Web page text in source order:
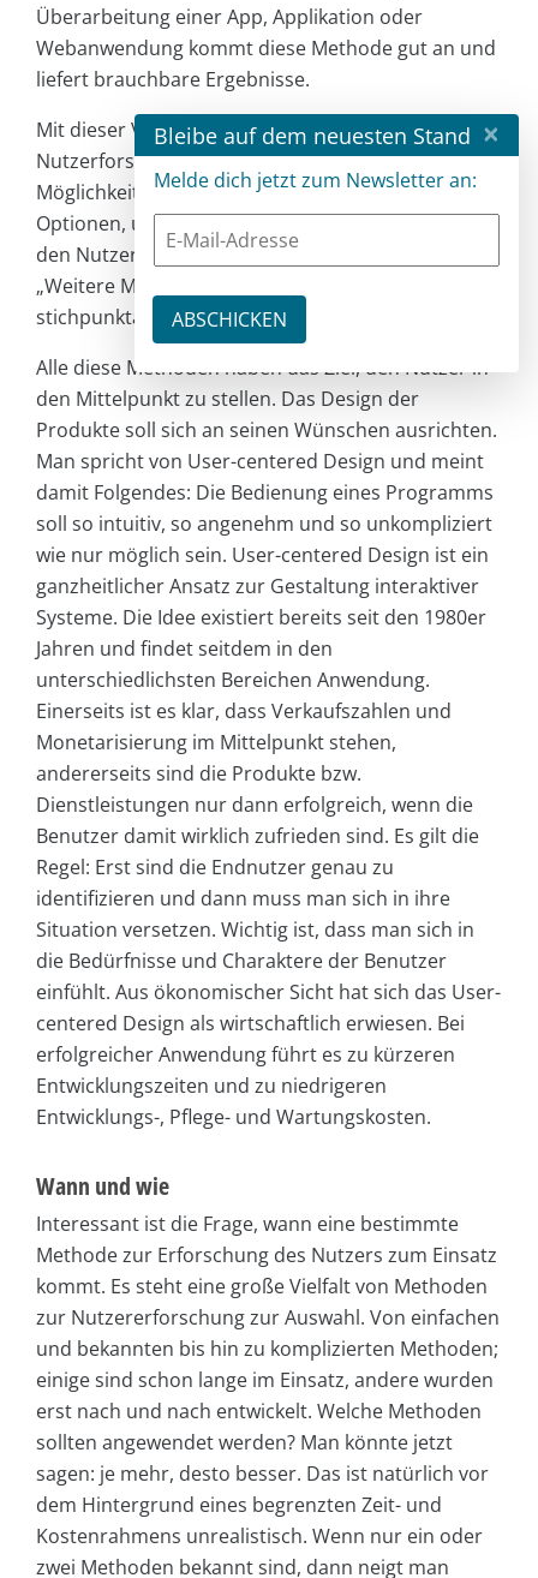
Überarbeitung einer App, Applikation oder
Webanwendung kommt diese Methode gut an und
liefert brauchbare Ergebnisse.
Mit dieser Vorstellung wichtiger Methoden aus der
Nutzerforschung ist das Spektrum der
Möglichkeiten noch nicht erschöpft. Einige weitere
Optionen, um an Daten und Informationen über
den Nutzer zu kommen, werden im Kasten
„Weitere Methoden der Nutzerforschung“
stichpunktartig besprochen.
Alle diese Methoden haben das Ziel, den Nutzer in
den Mittelpunkt zu stellen. Das Design der
Produkte soll sich an seinen Wünschen ausrichten.
Man spricht von User-centered Design und meint
damit Folgendes: Die Bedienung eines Programms
soll so intuitiv, so angenehm und so unkompliziert
wie nur möglich sein. User-centered Design ist ein
ganzheitlicher Ansatz zur Gestaltung interaktiver
Systeme. Die Idee existiert bereits seit den 1980er
Jahren und findet seitdem in den
unterschiedlichsten Bereichen Anwendung.
Einerseits ist es klar, dass Verkaufszahlen und
Monetarisierung im Mittelpunkt stehen,
andererseits sind die Produkte bzw.
Dienstleistungen nur dann erfolgreich, wenn die
Benutzer damit wirklich zufrieden sind. Es gilt die
Regel: Erst sind die Endnutzer genau zu
identifizieren und dann muss man sich in ihre
Situation versetzen. Wichtig ist, dass man sich in
die Bedürfnisse und Charaktere der Benutzer
einfühlt. Aus ökonomischer Sicht hat sich das User-
centered Design als wirtschaftlich erwiesen. Bei
erfolgreicher Anwendung führt es zu kürzeren
Entwicklungszeiten und zu niedrigeren
Entwicklungs-, Pflege- und Wartungskosten.
Wann und wie
Interessant ist die Frage, wann eine bestimmte
Methode zur Erforschung des Nutzers zum Einsatz
kommt. Es steht eine große Vielfalt von Methoden
zur Nutzererforschung zur Auswahl. Von einfachen
und bekannten bis hin zu komplizierten Methoden;
einige sind schon lange im Einsatz, andere wurden
erst nach und nach entwickelt. Welche Methoden
sollten angewendet werden? Man könnte jetzt
sagen: je mehr, desto besser. Das ist natürlich vor
dem Hintergrund eines begrenzten Zeit- und
Kostenrahmens unrealistisch. Wenn nur ein oder
zwei Methoden bekannt sind, dann neigt man
Bleibe auf dem neuesten Stand ×
Melde dich jetzt zum Newsletter an: